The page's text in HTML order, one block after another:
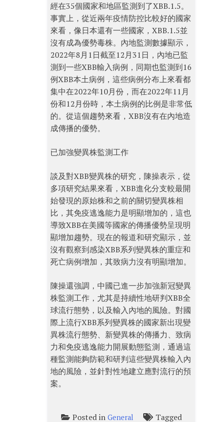
經在35個國家和地區監測到了XBB.1.5。
事實上，從近兩年疫情防控比較好的國家
來看，像日本還有一些國家，XBB.1.5並
沒有成為優勢毒株。內地監測數據顯示，
2022年8月1日截至12月31日，內地已監
測到一些XBB輸入病例，同期也監測到16
例XBB本土病例，這些病例分布上來看都
集中在2022年10月份，而在2022年11月
份和12月份時，本土病例的比例是非常低
的。從這個趨勢來看，XBB沒有在內地造
成傳播的優勢。
已加強變異株監測工作
談及對XBB變異株的研究，陳操表示，從
多項研究結果來看，XBB進化分支較最開
始發現的原始株和之前的關切變異株相
比，其免疫逃逸能力是明顯增加的，這也
導致XBB在美國等國家的傳播優勢呈現明
顯增加趨勢。現在的報道和研究顯示，並
沒有觀察到感染XBB系列變異株的重症和
死亡病例增加，其致病力沒有明顯增加。
陳操還強調，中國已進一步加強新冠變異
株監測工作，尤其是持續性地研判XBB全
球流行態勢，以及輸入內地的風險。對國
際上流行XBB系列變異株的國家新出現變
異株流行態勢、新變異株的傳播力、致病
力和免疫逃逸能力開展動態監測，通過這
種監測能夠防範和研判這些變異株輸入內
地的風險，並針對性地建立應對流行的預
案。
Posted in General Tagged